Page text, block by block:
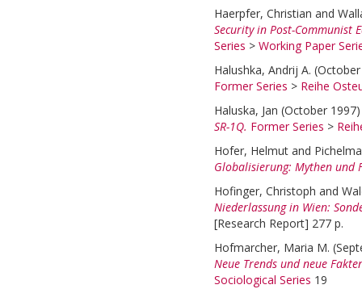
Haerpfer, Christian and
Security in Post-Communist
Series > Working Paper
Halushka, Andrij A.
Former Series > Reihe
Haluska, Jan (October
SR-1Q. Former Series >
Hofer, Helmut and
Globalisierung: Mythen und
Hofinger, Christoph and
Niederlassung in Wien:
[Research Report] 277 p.
Hofmarcher, Maria M.
Neue Trends und neue
Sociological Series 19